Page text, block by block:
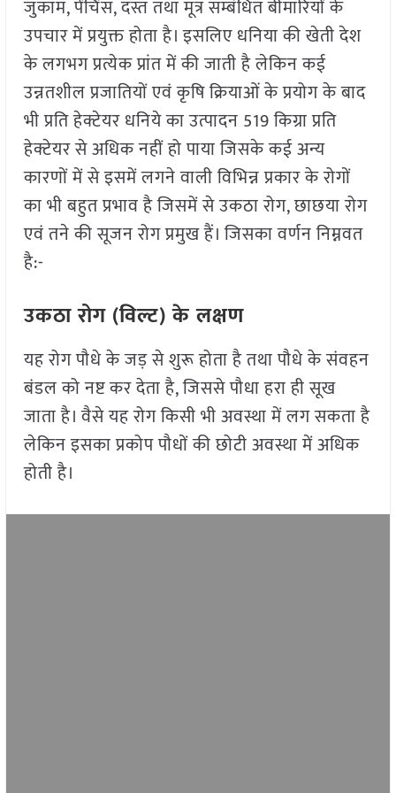
जुकाम, पेंचिंस, दस्त तथा मूत्र सम्बंधित बीमारियों के
उपचार में प्रयुक्त होता है। इसलिए धनिया की खेती देश
के लगभग प्रत्येक प्रांत में की जाती है लेकिन कई
उन्नतशील प्रजातियों एवं कृषि क्रियाओं के प्रयोग के बाद
भी प्रति हेक्टेयर धनिये का उत्पादन 519 किग्रा प्रति
हेक्टेयर से अधिक नहीं हो पाया जिसके कई अन्य
कारणों में से इसमें लगने वाली विभिन्न प्रकार के रोगों
का भी बहुत प्रभाव है जिसमें से उकठा रोग, छाछया रोग
एवं तने की सूजन रोग प्रमुख हैं। जिसका वर्णन निम्नवत
है:-
उकठा रोग (विल्ट) के लक्षण
यह रोग पौधे के जड़ से शुरू होता है तथा पौधे के संवहन
बंडल को नष्ट कर देता है, जिससे पौधा हरा ही सूख
जाता है। वैसे यह रोग किसी भी अवस्था में लग सकता है
लेकिन इसका प्रकोप पौधों की छोटी अवस्था में अधिक
होती है।